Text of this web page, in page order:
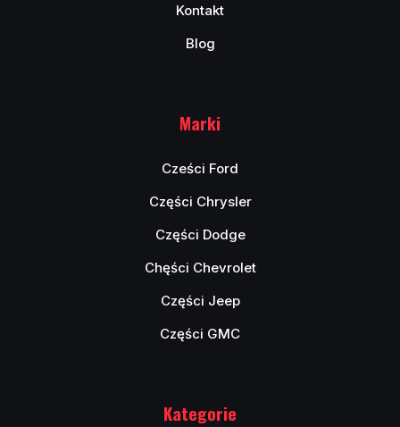
Kontakt
Blog
Marki
Cześci Ford
Części Chrysler
Części Dodge
Chęści Chevrolet
Części Jeep
Części GMC
Kategorie